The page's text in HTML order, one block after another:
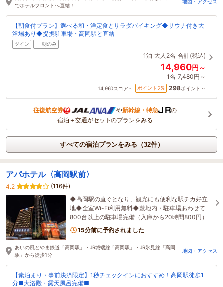
でホテルフロントへ直結！
地図・アクセス
【朝食付プラン】選べる和・洋定食とサラダバイキング◆サウナ付き大
浴場あり◆提携駐車場・高岡駅と直結
ツイン 朝のみ
1泊 大人2名 合計(税込)
14,960円～
1名 7,480円～
14,960スコア～ ポイント 2% 298ポイント～
往復航空券 や新幹線・特急
の
宿泊＋交通がセットのプランをみる
すべての宿泊プランをみる（32件）
アパホテル〈高岡駅前〉
4.2
(116件)
◆高岡駅の直ぐとなり、観光にも便利な駅チカ好立
地◆全室Wi-Fi利用無料◆敷地内・駐車場あわせて
800台以上の駐車場完備（入庫から20時間800円）
15分前に予約されました
あいの風とやま鉄道「高岡駅」・JR城端線「高岡駅」・JR氷見線「高岡
駅」から徒歩1分
地図・アクセス
【素泊まり・事前決済限定】1秒チェックインにおすすめ！高岡駅徒歩1
分■大浴殿・露天風呂完備■